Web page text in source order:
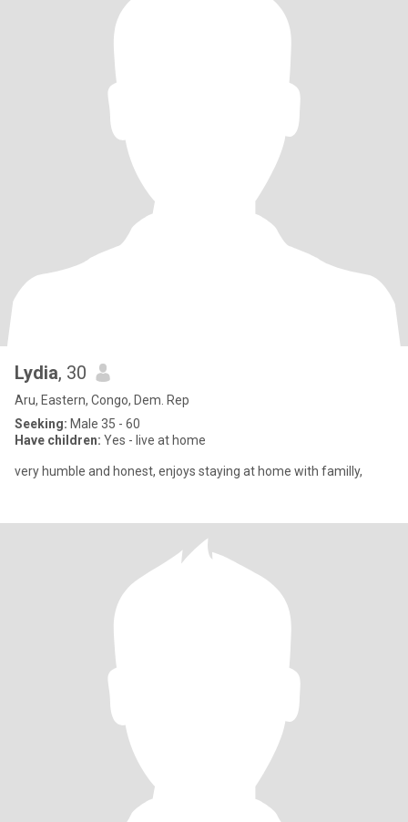
Lydia, 30
Aru, Eastern, Congo, Dem. Rep
Seeking: Male 35 - 60
Have children: Yes - live at home
very humble and honest, enjoys staying at home with familly,